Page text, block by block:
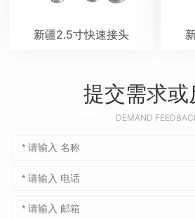
新疆2.5寸快速接头
提交需求或
DEMAND